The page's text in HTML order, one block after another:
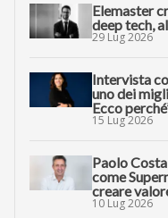
Elemaster
deep tech,
29 Lug 2026
Intervista
uno dei
Ecco
15 Lug 2026
Paolo
come
creare
10 Lug 2026